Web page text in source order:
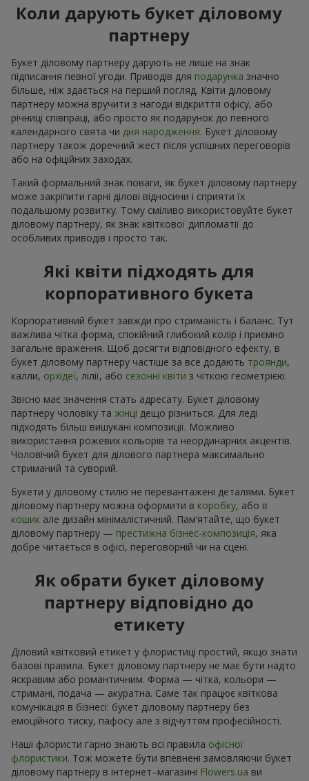
Коли дарують букет діловому
партнеру
Букет діловому партнеру дарують не лише на знак
підписання певної угоди. Приводів для подарунка значно
більше, ніж здається на перший погляд. Квіти діловому
партнеру можна вручити з нагоди відкриття офісу, або
річниці співпраці, або просто як подарунок до певного
календарного свята чи дня народження. Букет діловому
партнеру також доречний жест після успішних переговорів
або на офіційних заходах.
Такий формальний знак поваги, як букет діловому партнеру
може закріпити гарні ділові відносини і сприяти їх
подальшому розвитку. Тому сміливо використовуйте букет
діловому партнеру, як знак квіткової дипломатії до
особливих приводів і просто так.
Які квіти підходять для
корпоративного букета
Корпоративний букет завжди про стриманість і баланс. Тут
важлива чітка форма, спокійний глибокий колір і приємно
загальне враження. Щоб досягти відповідного ефекту, в
букет діловому партнеру частіше за все додають троянди,
калли, орхідеї, лілії, або сезонні квіти з чіткою геометрією.
Звісно має значення стать адресату. Букет діловому
партнеру чоловіку та жінці дещо різниться. Для леді
підходять більш вишукані композиції. Можливо
використання рожевих кольорів та неординарних акцентів.
Чоловічий букет для ділового партнера максимально
стриманий та суворий.
Букети у діловому стилю не перевантажені деталями. Букет
діловому партнеру можна оформити в коробку, або в
кошик але дизайн мінімалістичний. Пам’ятайте, що букет
діловому партнеру — престижна бізнес-композиція, яка
добре читається в офісі, переговорній чи на сцені.
Як обрати букет діловому
партнеру відповідно до
етикету
Діловий квітковий етикет у флористиці простий, якщо знати
базові правила. Букет діловому партнеру не має бути надто
яскравим або романтичним. Форма — чітка, кольори —
стримані, подача — акуратна. Саме так працює квіткова
комунікація в бізнесі: букет діловому партнеру без
емоційного тиску, пафосу але з відчуттям професійності.
Наші флористи гарно знають всі правила офісної
флористики. Тож можете бути впевнені замовляючи букет
діловому партнеру в інтернет–магазині Flowers.ua ви